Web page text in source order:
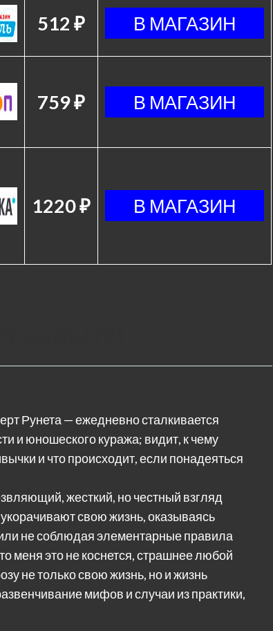
512 ₽
759 ₽
1220 ₽
Рунета — ежедневно сталкивается
и юношеского куража; видит, к чему
и что происходит, если понадеяться
жесткий, но честный взгляд
свою жизнь, оказываясь
не соблюдая элементарные правила
меня это не коснется, страшнее любой
не только свою жизнь, но и жизнь
мифов и случаи из практики,